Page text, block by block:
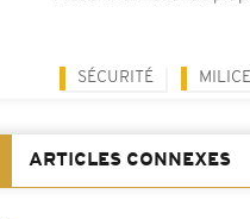
SÉCURITÉ MILICE
ARTICLES CONNEXES